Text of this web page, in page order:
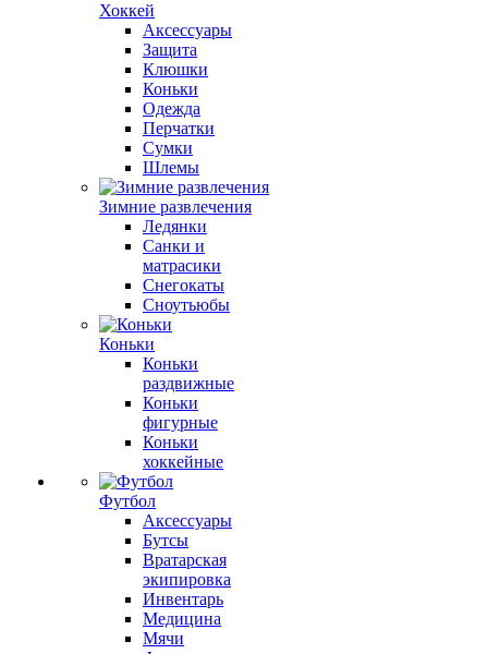
Хоккей
Аксессуары
Защита
Клюшки
Коньки
Одежда
Перчатки
Сумки
Шлемы
Зимние развлечения
Ледянки
Санки и
матрасики
Снегокаты
Сноутьюбы
Коньки
Коньки
раздвижные
Коньки
фигурные
Коньки
хоккейные
Футбол
Аксессуары
Бутсы
Вратарская
экипировка
Инвентарь
Медицина
Мячи